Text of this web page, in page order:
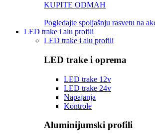
KUPITE ODMAH
Pogledajte spoljašnju rasvetu na
LED trake i alu profili
LED trake i alu profili
LED trake i oprema
LED trake 12v
LED trake 24v
Napajanja
Kontrole
Aluminijumski profili